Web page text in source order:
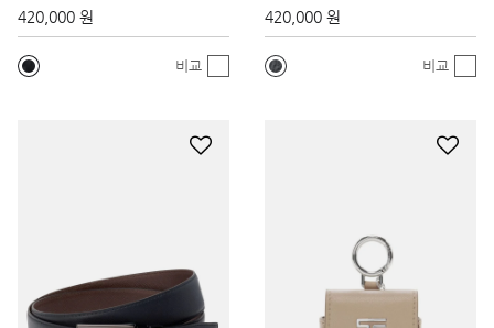
420,000 원
비교
420,000 원
비교